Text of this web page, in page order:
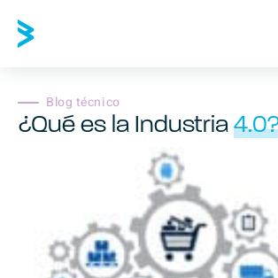
Blog técnico
¿Qué es la Industria